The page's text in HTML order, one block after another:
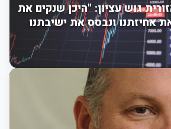
גוש עציון: "היכן שנקים את
אחיזתנו ונבסס את ישיבתנו